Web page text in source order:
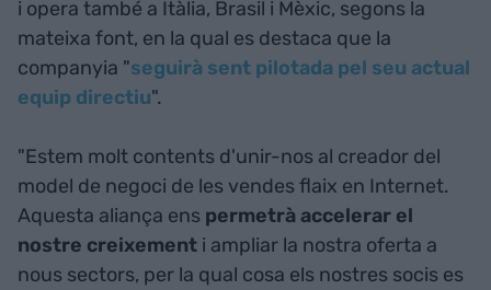
i opera també a Itàlia, Brasil i Mèxic, segons la
mateixa font, en la qual es destaca que la
companyia "seguirà sent pilotada pel seu actual
equip directiu".
"Estem molt contents d'unir-nos al creador del
model de negoci de les vendes flaix en Internet.
Aquesta aliança ens permetrà accelerar el
nostre creixement i ampliar la nostra oferta a
nous sectors, per la qual cosa els nostres socis es